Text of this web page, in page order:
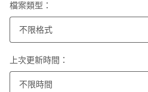
檔案類型：
不限格式
上次更新時間：
不限時間